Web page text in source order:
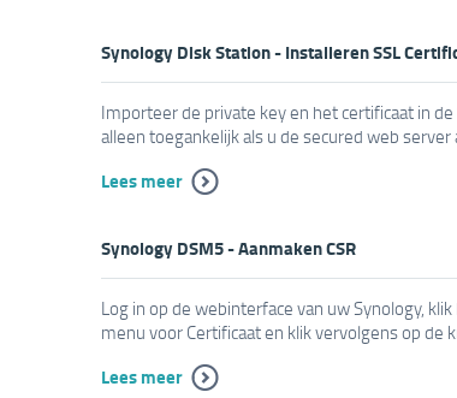
Synology Disk Station - Installeren SSL
Importeer de private key en het certificaat in
alleen toegankelijk als u de secured web
Lees meer
Synology DSM5 - Aanmaken CSR
Log in op de webinterface van uw Synology,
menu voor Certificaat en klik vervolgens op de
Lees meer